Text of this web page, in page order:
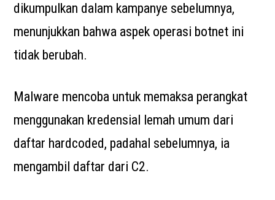
dikumpulkan dalam kampanye sebelumnya,
menunjukkan bahwa aspek operasi botnet ini
tidak berubah.
Malware mencoba untuk memaksa perangkat
menggunakan kredensial lemah umum dari
daftar hardcoded, padahal sebelumnya, ia
mengambil daftar dari C2.